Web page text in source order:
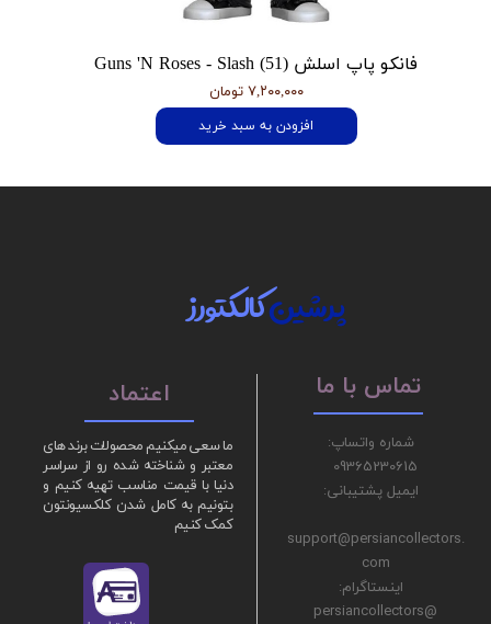
فانکو پاپ اسلش Guns 'N Roses - Slash (51)
۷,۲۰۰,۰۰۰ تومان
افزودن به سبد خرید
ما سعی میکنیم محصولات برند های
معتبر و شناخته شده رو از سراسر
دنیا با قیمت مناسب تهیه کنیم و
بتونیم به کامل شدن کلکسیونتون
کمک کنیم
پرشینکالکتورز
شماره واتساپ:
09365230615
ایمیل پشتیبانی:
support@persiancollectors.
com
اینستاگرام:
@persiancollectors
تماس با ما اعتماد